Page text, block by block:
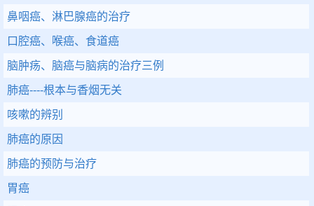
鼻咽癌、淋巴腺癌的治疗
口腔癌、喉癌、食道癌
脑肿疡、脑癌与脑病的治疗三例
肺癌----根本与香烟无关
咳嗽的辨别
肺癌的原因
肺癌的预防与治疗
胃癌